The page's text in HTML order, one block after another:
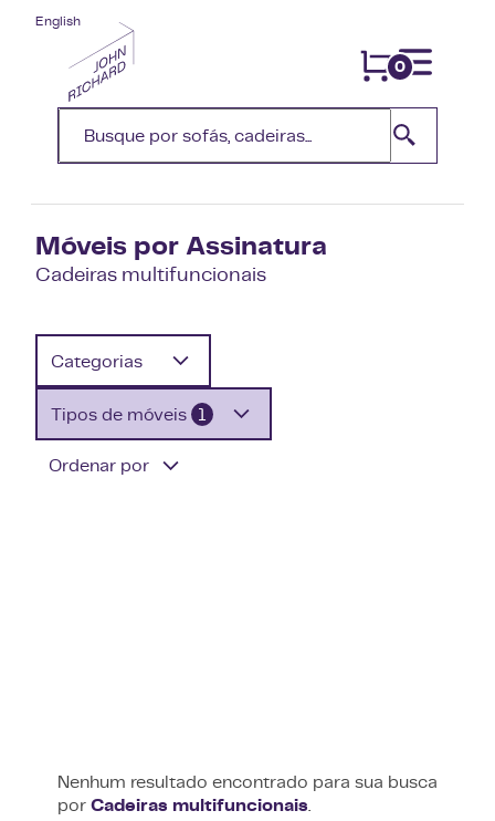
0
English
Móveis por Assinatura
Cadeiras multifuncionais
Categorias
Tipos de móveis 1
Ordenar por
Nenhum resultado encontrado para sua busca
porCadeiras multifuncionais.